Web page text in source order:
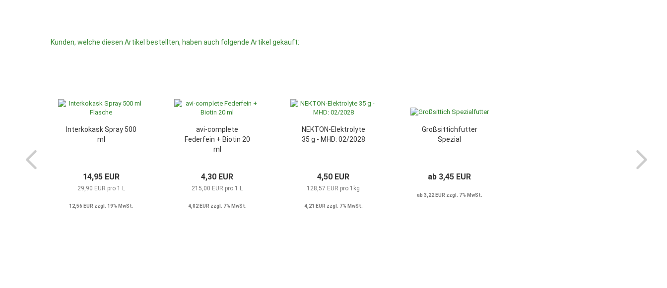
Kunden, welche diesen Artikel bestellten, haben auch folgende Artikel gekauft:
Interkokask Spray 500
ml
14,95 EUR
29,90 EUR pro 1 L
12,56 EUR zzgl. 19% MwSt.
avi-complete
Federfein + Biotin 20
ml
4,30 EUR
215,00 EUR pro 1 L
4,02 EUR zzgl. 7% MwSt.
NEKTON-Elektrolyte
35 g - MHD: 02/2028
4,50 EUR
128,57 EUR pro 1kg
4,21 EUR zzgl. 7% MwSt.
Großsittichfutter
Spezial
ab 3,45 EUR
ab 3,22 EUR zzgl. 7% MwSt.